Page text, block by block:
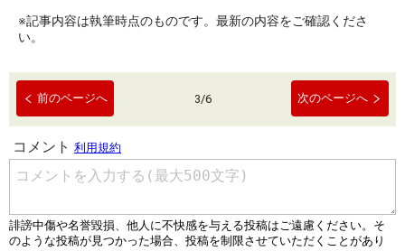
※記事内容は執筆時点のものです。最新の内容をご確認くださ
い。
前のページへ 3/6 次のページへ